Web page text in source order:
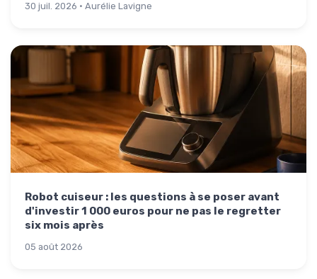
30 juil. 2026 · Aurélie Lavigne
Robot cuiseur : les questions à se poser avant
d'investir 1 000 euros pour ne pas le regretter
six mois après
05 août 2026